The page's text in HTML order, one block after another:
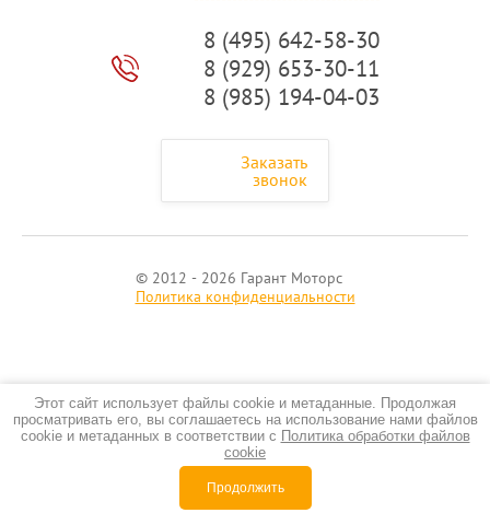
8 (495) 642-58-30
8 (929) 653-30-11
8 (985) 194-04-03
Заказать
звонок
© 2012 - 2026 Гарант Моторс
Политика конфиденциальности
создать интернет магазин
megagroup.ru, сайты с CMS
Этот сайт использует файлы cookie и метаданные. Продолжая
просматривать его, вы соглашаетесь на использование нами файлов
cookie и метаданных в соответствии с Политика обработки файлов
cookie
Продолжить